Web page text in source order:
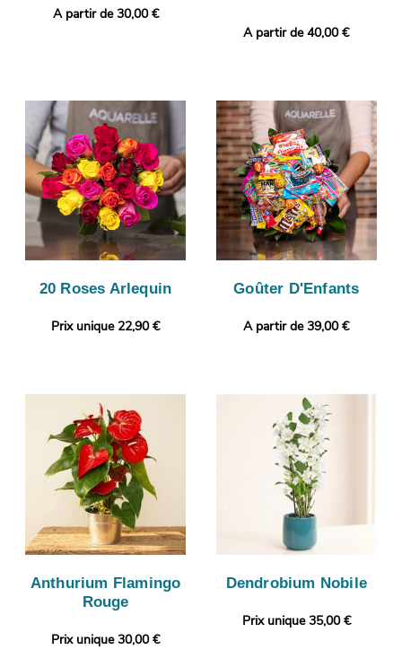
A partir de 30,00 €
A partir de 40,00 €
20 Roses Arlequin
Prix unique 22,90 €
Goûter D'Enfants
A partir de 39,00 €
Anthurium Flamingo
Rouge
Prix unique 30,00 €
Dendrobium Nobile
Prix unique 35,00 €